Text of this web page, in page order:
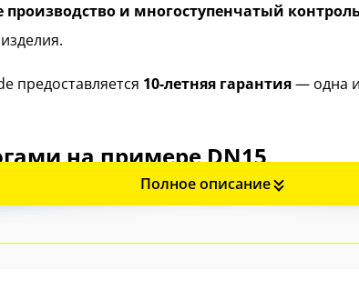
и многоступенчатый
предоставляется 10-летняя гарантия— одна
на примере DN15
Полное описание